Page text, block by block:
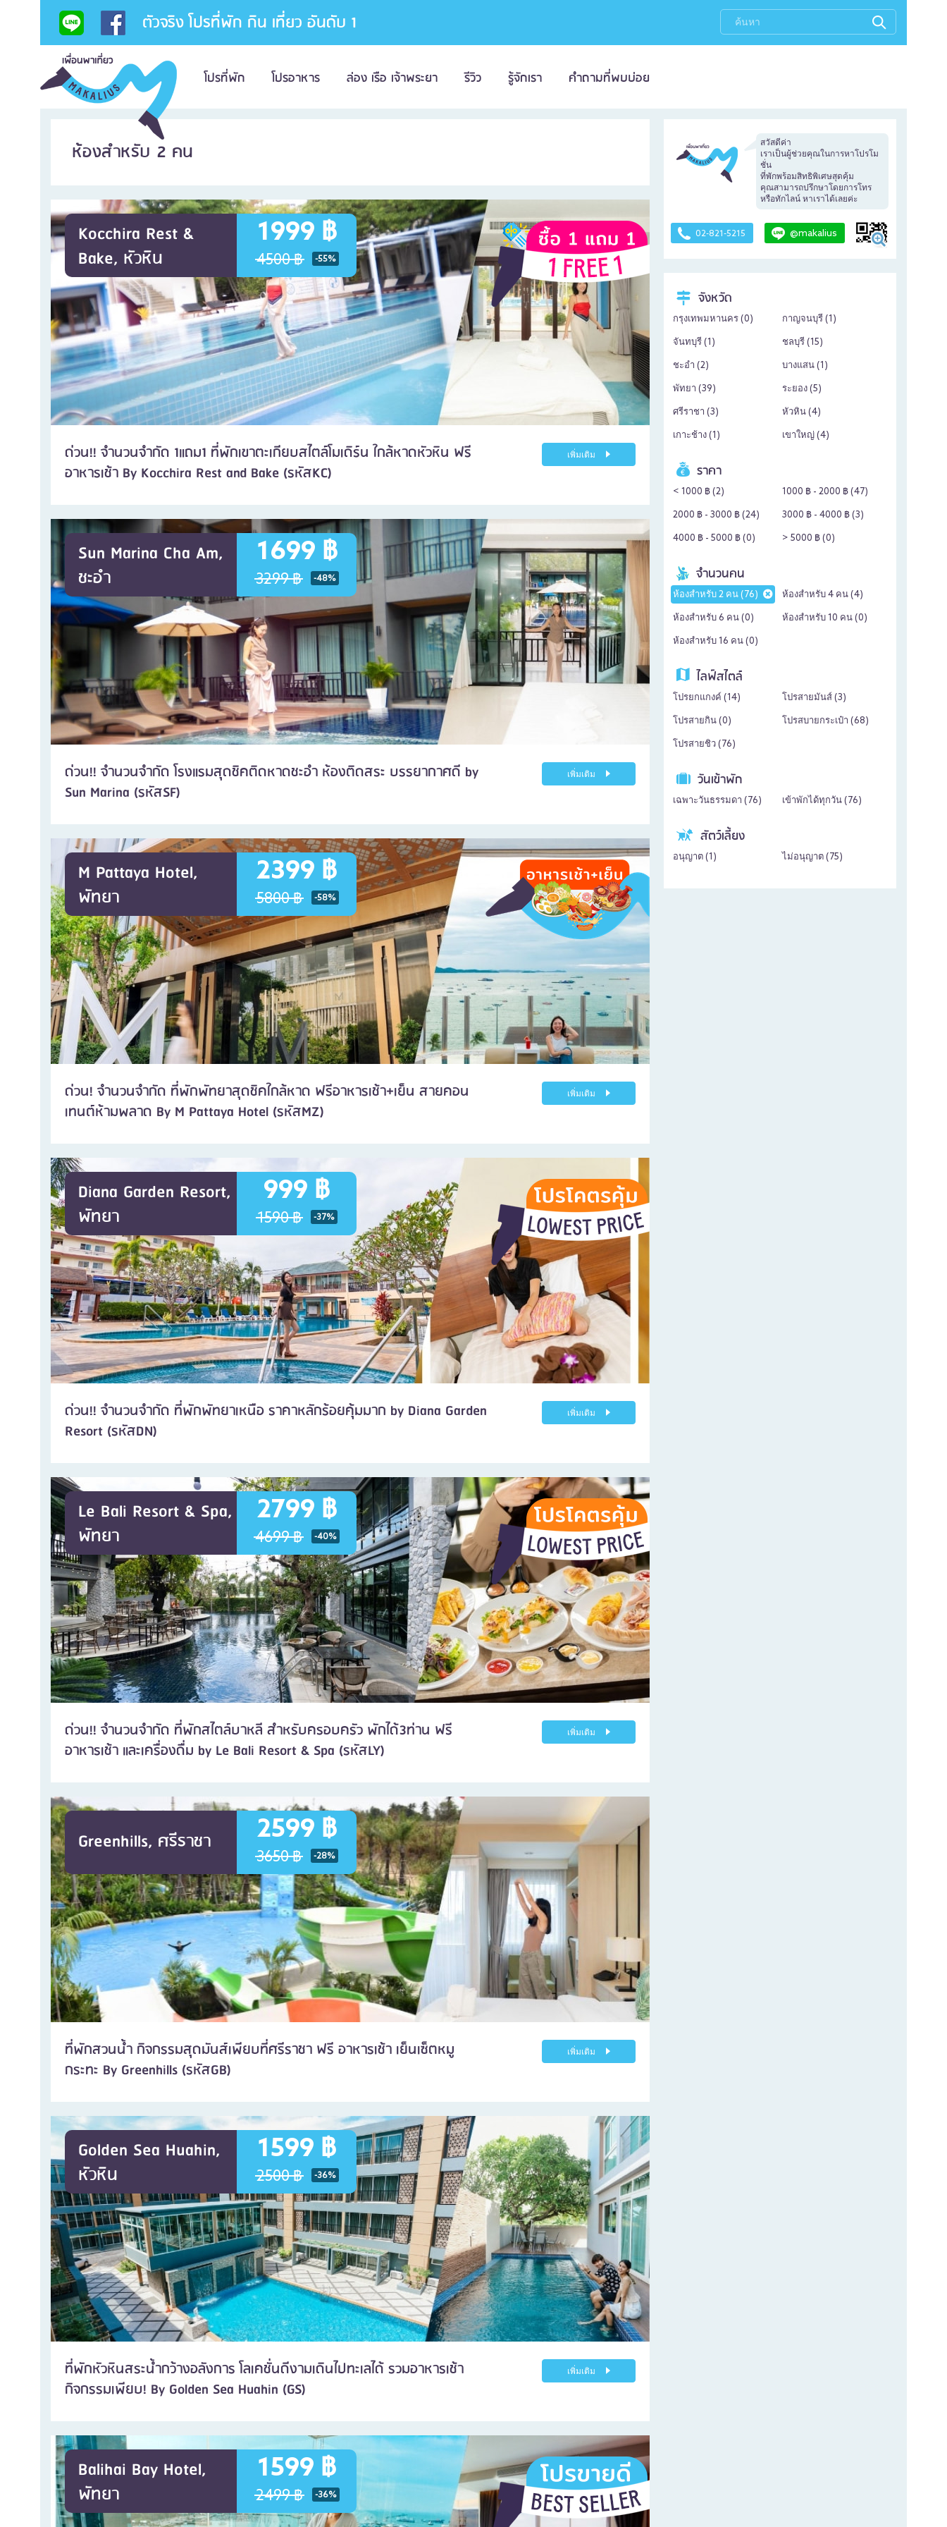
ตัวจริง โปรที่พัก กิน เที่ยว อันดับ 1
โปรที่พัก โปรอาหาร ล่อง เรือ เจ้าพระยา รีวิว รู้จักเรา คำถามที่พบบ่อย
ห้องสำหรับ 2 คน
Kocchira Rest &
Bake, หัวหิน
1999 ฿
4500 ฿ -55%
ด่วน!! จำนวนจำกัด 1แถม1 ที่พักเขาตะเกียบสไตล์โมเดิร์น ใกล้หาดหัวหิน ฟรี
อาหารเช้า By Kocchira Rest and Bake (รหัสKC)
เพิ่มเติม
Sun Marina Cha Am,
ชะอำ
1699 ฿
3299 ฿ -48%
ด่วน!! จำนวนจำกัด โรงแรมสุดชิคติดหาดชะอำ ห้องติดสระ บรรยากาศดี by
Sun Marina (รหัสSF)
เพิ่มเติม
M Pattaya Hotel,
พัทยา
2399 ฿
5800 ฿ -58%
ด่วน! จำนวนจำกัด ที่พักพัทยาสุดชิคใกล้หาด ฟรีอาหารเช้า+เย็น สายคอน
เทนต์ห้ามพลาด By M Pattaya Hotel (รหัสMZ)
เพิ่มเติม
Diana Garden Resort,
พัทยา
999 ฿
1590 ฿ -37%
ด่วน!! จำนวนจำกัด ที่พักพัทยาเหนือ ราคาหลักร้อยคุ้มมาก by Diana Garden
Resort (รหัสDN)
เพิ่มเติม
Le Bali Resort & Spa,
พัทยา
2799 ฿
4699 ฿ -40%
ด่วน!! จำนวนจำกัด ที่พักสไตล์บาหลี สำหรับครอบครัว พักได้3ท่าน ฟรี
อาหารเช้า และเครื่องดื่ม by Le Bali Resort & Spa (รหัสLY)
เพิ่มเติม
Greenhills, ศรีราชา 2599 ฿
3650 ฿ -28%
ที่พักสวนน้ำ กิจกรรมสุดมันส์เพียบที่ศรีราชา ฟรี อาหารเช้า เย็นเซ็ตหมู
กระทะ By Greenhills (รหัสGB)
เพิ่มเติม
Golden Sea Huahin,
หัวหิน
1599 ฿
2500 ฿ -36%
ที่พักหัวหินสระน้ำกว้างอลังการ โลเคชั่นดีงามเดินไปทะเลได้ รวมอาหารเช้า
กิจกรรมเพียบ! By Golden Sea Huahin (GS)
เพิ่มเติม
Balihai Bay Hotel,
พัทยา
1599 ฿
2499 ฿ -36%
สวัสดีค่า
เราเป็นผู้ช่วยคุณในการหาโปรโม
ชั่น
ที่พักพร้อมสิทธิพิเศษสุดคุ้ม
คุณสามารถปรึกษาโดยการโทร
หรือทักไลน์ หาเราได้เลยค่ะ
02-821-5215 @makalius
จังหวัด
กรุงเทพมหานคร (0) กาญจนบุรี (1 )
จันทบุรี (1 ) ชลบุรี (15)
ชะอำ (2) บางแสน (1 )
พัทยา (39) ระยอง (5)
ศรีราชา (3) หัวหิน (4)
เกาะช้าง (1 ) เขาใหญ่ (4)
ราคา
< 1000 ฿ (2) 1000 ฿ - 2000 ฿ (47)
2000 ฿ - 3000 ฿ (24) 3000 ฿ - 4000 ฿ (3)
4000 ฿ - 5000 ฿ (0) > 5000 ฿ (0)
จำนวนคน
ห้องสำหรับ 2 คน ( 76) ห้องสำหรับ 4 คน (4)
ห้องสำหรับ 6 คน (0) ห้องสำหรับ 10 คน (0)
ห้องสำหรับ 16 คน (0)
ไลฟ์สไตล์
โปรยกแกงค์ (14) โปรสายมันส์ (3)
โปรสายกิน (0) โปรสบายกระเป๋า (68)
โปรสายชิว ( 76)
วันเข้าพัก
เฉพาะวันธรรมดา ( 76) เข้าพักได้ทุกวัน ( 76)
สัตว์เลี้ยง
อนุญาต (1 ) ไม่อนุญาต ( 75)